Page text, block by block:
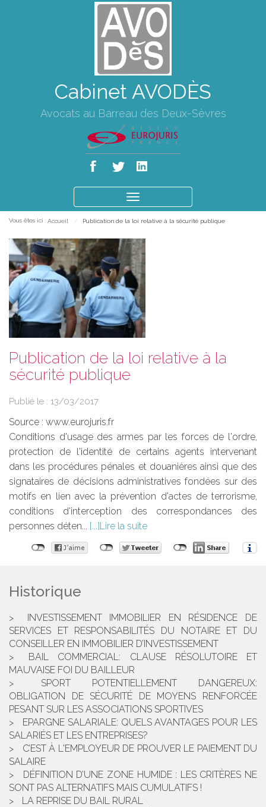
Cabinet AVODÈS
Avocats au Barreau des Deux-Sèvres
le
Vous êtes ici : Accueil Publication de la loi relative à la sécurité publique
Publication de la loi relative à la
sécurité publique
Publié le : 13/03/2017
Source : www.eurojuris.fr
Conditions d'usage des armes par les forces de l'ordre,
protection de l'identité de certains agents intervenant
dans les procédures pénales et douanières ainsi que des
signataires de décisions administratives fondées sur des
motifs en lien avec la prévention d'actes de terrorisme,
conditions d'interception des correspondances des
personnes déten...
Lire la suite
Historique
INVESTISSEMENT IMMOBILIER EN RÉSIDENCE DE
SERVICES ET RESPONSABILITÉS DU NOTAIRE ET DU
CONSEILLER EN IMMOBILIER D’INVESTISSEMENT
BAIL COMMERCIAL: CLAUSE RÉSOLUTOIRE ET
MAUVAISE FOI DU BAILLEUR
SPORT POTENTIELLEMENT DANGEREUX:
OBLIGATION DE SÉCURITÉ DE MOYENS RENFORCÉE
PESANT SUR LES ASSOCIATIONS SPORTIVES
EPARGNE SALARIALE: QUELS AVANTAGES POUR LES
SALARIÉS ET LES ENTREPRISES?
C’EST À L'EMPLOYEUR DE PROUVER LE PAIEMENT DU
SALAIRE
DÉFINITION D’UNE ZONE HUMIDE : LES CRITÈRES NE
SONT PAS ALTERNATIFS MAIS CUMULATIFS !
LA REPRISE DU BAIL RURAL